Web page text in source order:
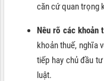
căn cứ quan trọng
Nêu rõ các khoản
khoản thuế, nghĩa
tiếp hay chủ đầu
luật.